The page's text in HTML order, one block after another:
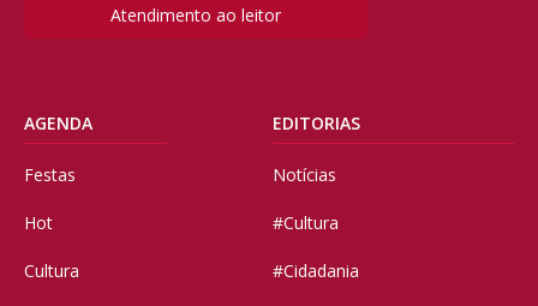
Atendimento ao leitor
AGENDA
Festas
Hot
Cultura
EDITORIAS
Notícias
#Cultura
#Cidadania